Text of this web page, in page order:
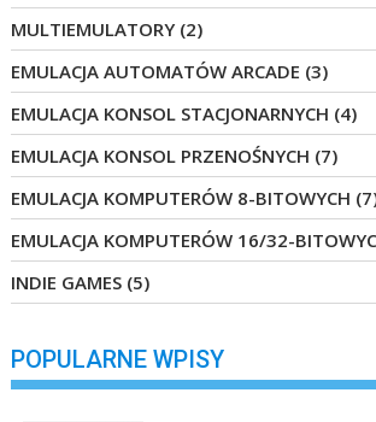
MULTIEMULATORY (2)
EMULACJA AUTOMATÓW ARCADE (3)
EMULACJA KONSOL STACJONARNYCH (4)
EMULACJA KONSOL PRZENOŚNYCH (7)
EMULACJA KOMPUTERÓW 8-BITOWYCH
EMULACJA KOMPUTERÓW 16/32-
INDIE GAMES (5)
POPULARNE WPISY